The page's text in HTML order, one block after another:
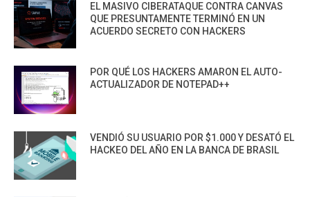
EL MASIVO CIBERATAQUE CONTRA CANVAS
QUE PRESUNTAMENTE TERMINÓ EN UN
ACUERDO SECRETO CON HACKERS
POR QUÉ LOS HACKERS AMARON EL AUTO-
ACTUALIZADOR DE NOTEPAD++
VENDIÓ SU USUARIO POR $1.000 Y DESATÓ EL
HACKEO DEL AÑO EN LA BANCA DE BRASIL